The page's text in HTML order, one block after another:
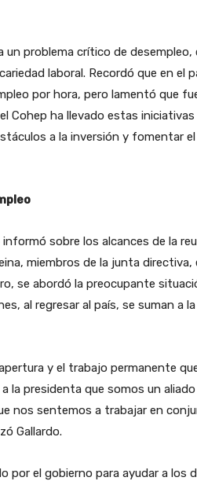
un problema crítico de desempleo,
laboral. Recordó que en el
por hora, pero lamentó que
Cohep ha llevado estas
a la inversión y fomentar
sobre los alcances de la
miembros de la junta
se abordó la preocupante
al regresar al país, se suman a
y el trabajo permanente
la presidenta que somos un
nos sentemos a trabajar en
Gallardo.
por el gobierno para ayudar a los